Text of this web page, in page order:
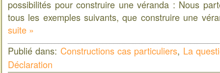
possibilités pour construire une véranda : Nous
tous les exemples suivants, que construire une
suite »
Publié dans: Constructions cas particuliers, La
Déclaration